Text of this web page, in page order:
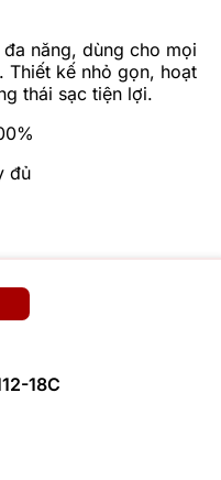
năng, dùng cho mọi
Thiết kế nhỏ gọn, hoạt
thái sạc tiện lợi.
đủ
18C